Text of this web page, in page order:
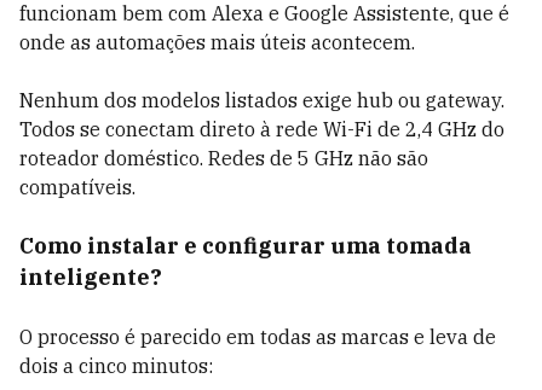
funcionam bem com Alexa e Google Assistente, que é
onde as automações mais úteis acontecem.
Nenhum dos modelos listados exige hub ou gateway.
Todos se conectam direto à rede Wi-Fi de 2,4 GHz do
roteador doméstico. Redes de 5 GHz não são
compatíveis.
Como instalar e configurar uma tomada
inteligente?
O processo é parecido em todas as marcas e leva de
dois a cinco minutos: